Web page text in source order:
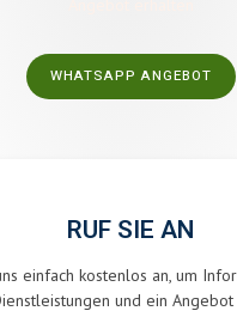
WHATSAPP ANGEBOT
RUF SIE AN
einfach kostenlos an, um
und ein